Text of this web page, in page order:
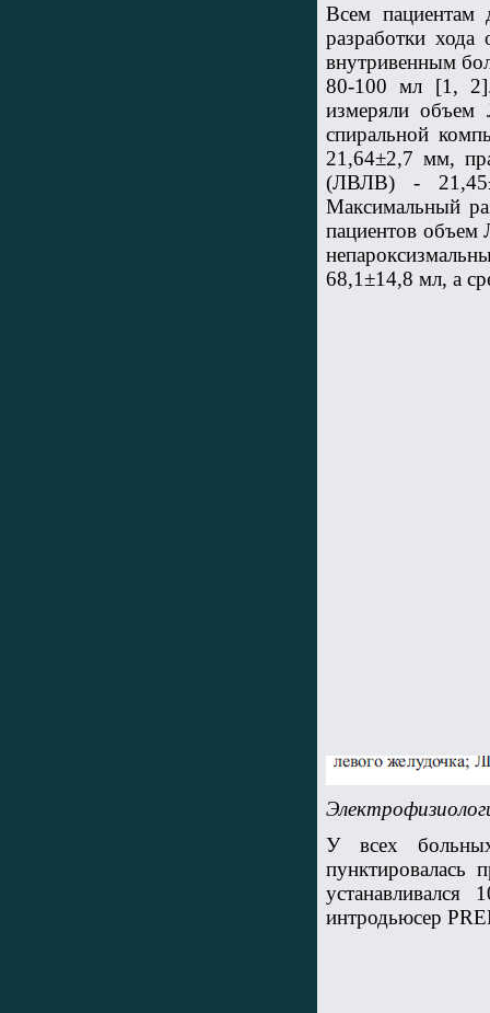
Всем пациентам
разработки хода
внутривенным
80-100 мл [1,
измеряли
спиральной
21,64±2,7 мм,
(ЛВЛВ) -
Максимальный
пациентов
68,1±14,8 мл, а
У всех
пунктировалась
интродьюсер